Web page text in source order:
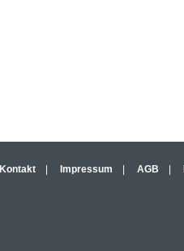
Kontakt Impressum AGB